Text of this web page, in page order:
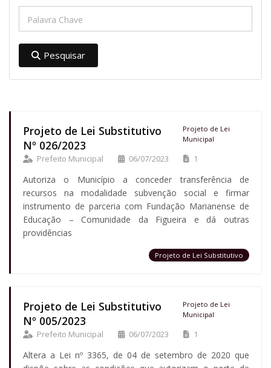
Projeto de Lei Substitutivo
Nº 026/2023
Projeto de Lei
Municipal
Prefeito Municipal 06/07/2023 1
Autoriza o Município a conceder transferência de
recursos na modalidade subvenção social e firmar
instrumento de parceria com Fundação Marianense de
Educação – Comunidade da Figueira e dá outras
providências
Projeto de Lei Substitutivo
Projeto de Lei Substitutivo
Nº 005/2023
Projeto de Lei
Municipal
Prefeito Municipal 06/07/2023 1
Altera a Lei nº 3365, de 04 de setembro de 2020 que
Pesquisar